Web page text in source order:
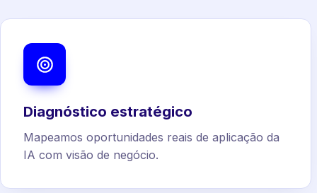
Diagnóstico estratégico
Mapeamos oportunidades reais de aplicação da
IA com visão de negócio.